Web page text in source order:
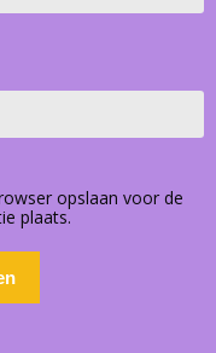
opslaan voor de
plaats.